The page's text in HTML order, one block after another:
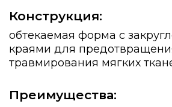
Конструкция:
обтекаемая форма с
краями для
травмирования мягких
Преимущества: